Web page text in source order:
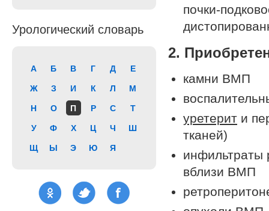
Урологический словарь
А Б В Г Д Е
Ж З И К Л М
Н О П Р С Т
У Ф Х Ц Ч Ш
Щ Ы Э Ю Я
почки-
2.
камни ВМП
уретерит и
тканей)
инфильтраты
вблизи ВМП